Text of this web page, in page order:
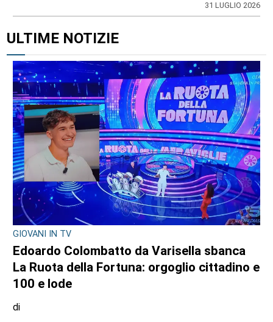
31 LUGLIO 2026
ULTIME NOTIZIE
GIOVANI IN TV
Edoardo Colombatto da Varisella sbanca
La Ruota della Fortuna: orgoglio cittadino e
100 e lode
di